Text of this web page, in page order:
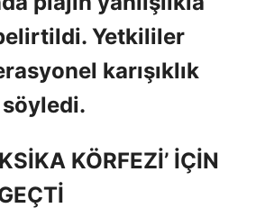
Yetkililer
karışıklık
söyledi.
KÖRFEZİ’ İÇİN